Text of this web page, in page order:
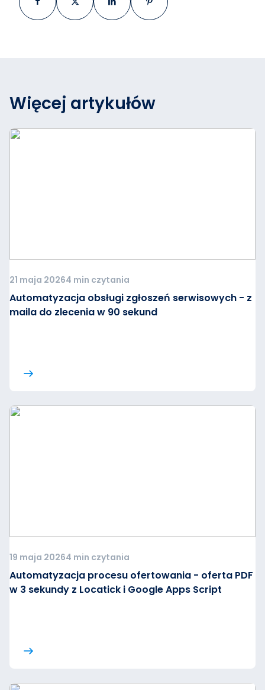
Więcej artykułów
21 maja 20264 min czytania
Automatyzacja obsługi zgłoszeń serwisowych - z
maila do zlecenia w 90 sekund
19 maja 20264 min czytania
Automatyzacja procesu ofertowania - oferta PDF
w 3 sekundy z Locatick i Google Apps Script